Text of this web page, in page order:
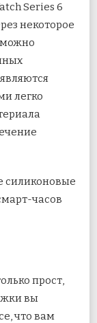
Series 6
некоторое
можно
легко
силиконовые
часов
прост,
вы
что вам